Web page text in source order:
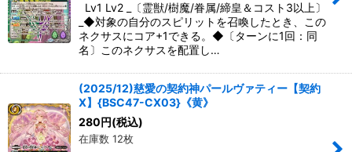
Lv1 Lv2 _〔霊獣/樹魔/眷属/締皇＆コスト3以上〕
_◆対象の自分のスピリットを召喚したとき、この
ネクサスにコア+1できる。◆〔ターンに1回：同
名〕このネクサスを配置し…
(2025/12)慈愛の契約神パールヴァティー【契約
X】{BSC47-CX03}《黄》
280円(税込)
在庫数 12枚